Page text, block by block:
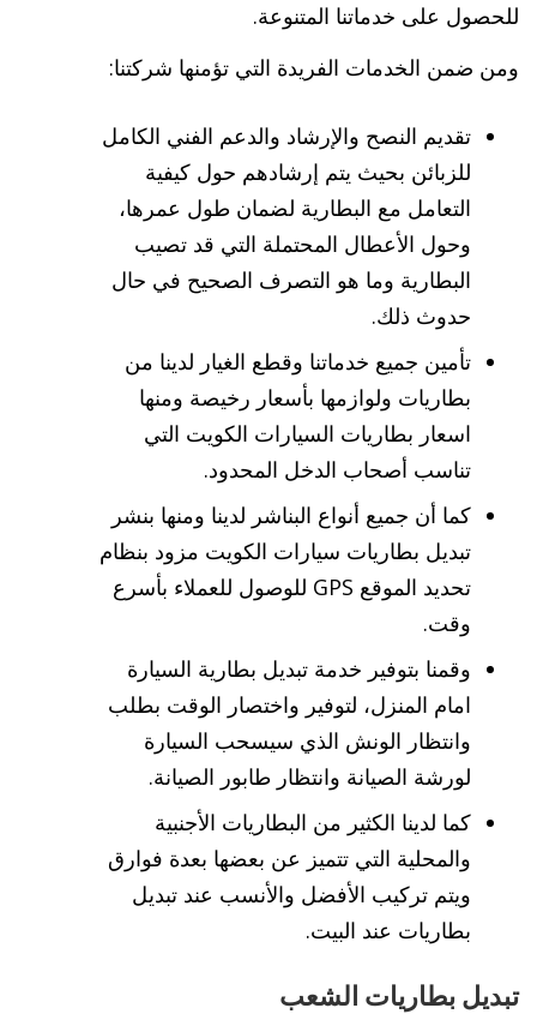
للحصول على خدماتنا المتنوعة.
ومن ضمن الخدمات الفريدة التي تؤمنها شركتنا:
تقديم النصح والإرشاد والدعم الفني الكامل
للزبائن بحيث يتم إرشادهم حول كيفية
التعامل مع البطارية لضمان طول عمرها،
وحول الأعطال المحتملة التي قد تصيب
البطارية وما هو التصرف الصحيح في حال
حدوث ذلك.
تأمين جميع خدماتنا وقطع الغيار لدينا من
بطاريات ولوازمها بأسعار رخيصة ومنها
اسعار بطاريات السيارات الكويت التي
تناسب أصحاب الدخل المحدود.
كما أن جميع أنواع البناشر لدينا ومنها بنشر
تبديل بطاريات سيارات الكويت مزود بنظام
تحديد الموقع GPS للوصول للعملاء بأسرع
وقت.
وقمنا بتوفير خدمة تبديل بطارية السيارة
امام المنزل، لتوفير واختصار الوقت بطلب
وانتظار الونش الذي سيسحب السيارة
لورشة الصيانة وانتظار طابور الصيانة.
كما لدينا الكثير من البطاريات الأجنبية
والمحلية التي تتميز عن بعضها بعدة فوارق
ويتم تركيب الأفضل والأنسب عند تبديل
بطاريات عند البيت.
تبديل بطاريات الشعب